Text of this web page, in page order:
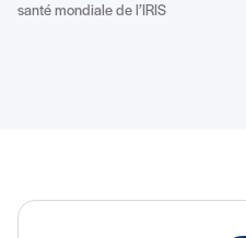
santé mondiale de l’IRIS